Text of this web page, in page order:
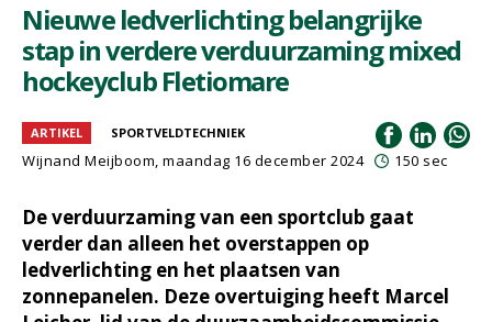
Nieuwe ledverlichting belangrijke
stap in verdere verduurzaming mixed
hockeyclub Fletiomare
ARTIKEL SPORTVELDTECHNIEK
Wijnand Meijboom, maandag 16 december 2024 150 sec
De verduurzaming van een sportclub gaat
verder dan alleen het overstappen op
ledverlichting en het plaatsen van
zonnepanelen. Deze overtuiging heeft Marcel